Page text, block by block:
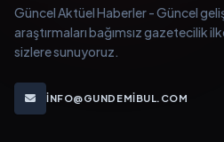
Güncel Aktüel Haberler - Güncel
araştırmaları bağımsız gazetecilik
sizlere sunuyoruz.
INFO@GUNDEMIBUL.COM